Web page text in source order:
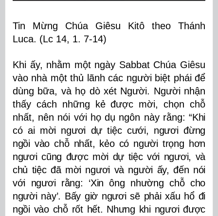
Tin Mừng Chúa Giêsu Kitô theo Thánh
Luca. (Lc 14, 1. 7-14)
Khi ấy, nhằm một ngày Sabbat Chúa Giêsu
vào nhà một thủ lãnh các người biệt phái để
dùng bữa, và họ dò xét Người. Người nhận
thấy cách những kẻ được mời, chọn chỗ
nhất, nên nói với họ dụ ngôn này rằng:“Khi
có ai mời ngươi dự tiệc cưới, ngươi đừng
ngồi vào chỗ nhất, kẻo có người trọng hơn
ngươi cũng được mời dự tiệc với ngươi, và
chủ tiệc đã mời ngươi và người ấy, đến nói
với ngươi rằng: ‘Xin ông nhường chỗ cho
người này’. Bấy giờ ngươi sẽ phải xấu hổ đi
ngồi vào chỗ rốt hết. Nhưng khi ngươi được